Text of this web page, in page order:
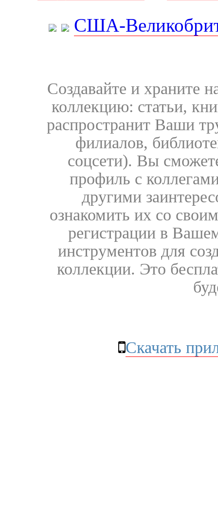
США-
Создавайте и храните
коллекцию: статьи,
распространит Ваши
филиалов,
соцсети). Вы
профиль с
другими
ознакомить их со
регистрации в
инструментов для
коллекции. Это
Скачать